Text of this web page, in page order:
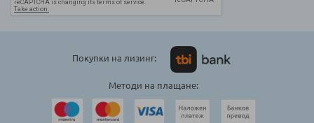
Покупки на лизинг:
Методи на плащане: